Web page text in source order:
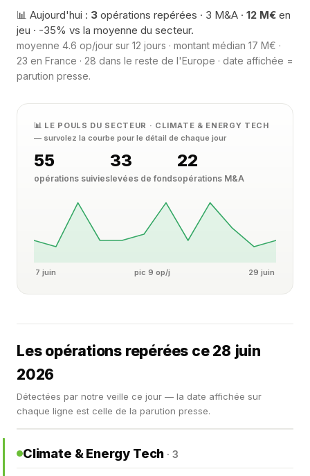
📊 Aujourd'hui : 3 opérations repérées · 3 M&A · 12 M€ en
jeu · -35% vs la moyenne du secteur.
moyenne 4.6 op/jour sur 12 jours · montant médian 17 M€ ·
23 en France · 28 dans le reste de l'Europe · date affichée =
parution presse.
📊 LE POULS DU SECTEUR · CLIMATE & ENERGY TECH
— survolez la courbe pour le détail de chaque jour
55
opérations suivies
33
levées de fonds
22
opérations M&A
7 juin pic 9 op/j 29 juin
Les opérations repérées ce 28 juin
2026
Détectées par notre veille ce jour — la date affichée sur
chaque ligne est celle de la parution presse.
Climate & Energy Tech · 3